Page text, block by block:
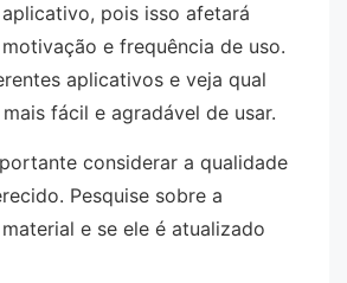
pois isso afetará
e frequência de uso.
aplicativos e veja qual
fácil e agradável de usar.
considerar a qualidade
Pesquise sobre a
e se ele é atualizado